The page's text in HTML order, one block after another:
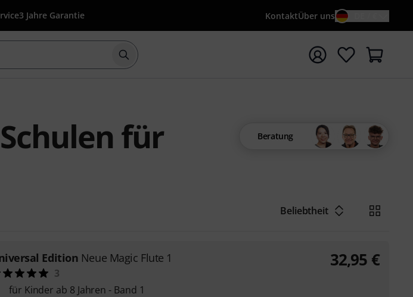
3 Jahre Garantie KontaktÜber uns
Suche mit Suchwort {searchTerm} starten
für
Beratung
Beliebtheit
Edition Neue Magic Flute 1
3
für Kinder ab 8 Jahren - Band 1
32,95 €